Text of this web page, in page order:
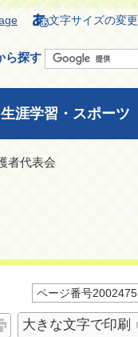
文字サイズの変更
ら探す
生涯学習・スポーツ
者代表会
ページ番号2002475
大きな文字で印刷